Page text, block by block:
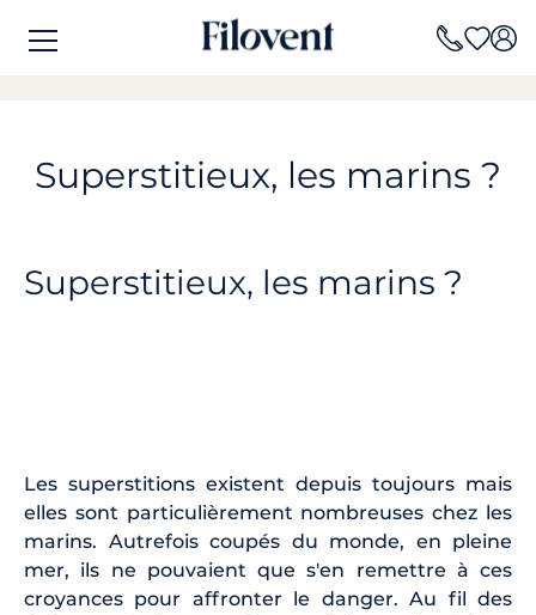
Superstitieux, les marins ?
Superstitieux, les marins ?
Les superstitions existent depuis toujours mais
elles sont particulièrement nombreuses chez les
marins. Autrefois coupés du monde, en pleine
mer, ils ne pouvaient que s'en remettre à ces
croyances pour affronter le danger. Au fil des